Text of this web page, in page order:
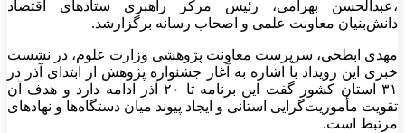
،عبدالحسن بهرامی، رئیس مرکز راهبری ستادهای اقتصاد
دانش‌بنیان معاونت علمی و اصحاب رسانه برگزارشد.
مهدی ابطحی، سرپرست معاونت پژوهشی وزارت علوم، در نشست
خبری این رویداد با اشاره به آغاز جشنواره پژوهش از ابتدای آذر در
۳۱ استان کشور گفت این برنامه تا ۲۰ آذر ادامه دارد و هدف آن
تقویت مأموریت‌گرایی استانی و ایجاد پیوند میان دستگاه‌ها و نهادهای
مرتبط است.